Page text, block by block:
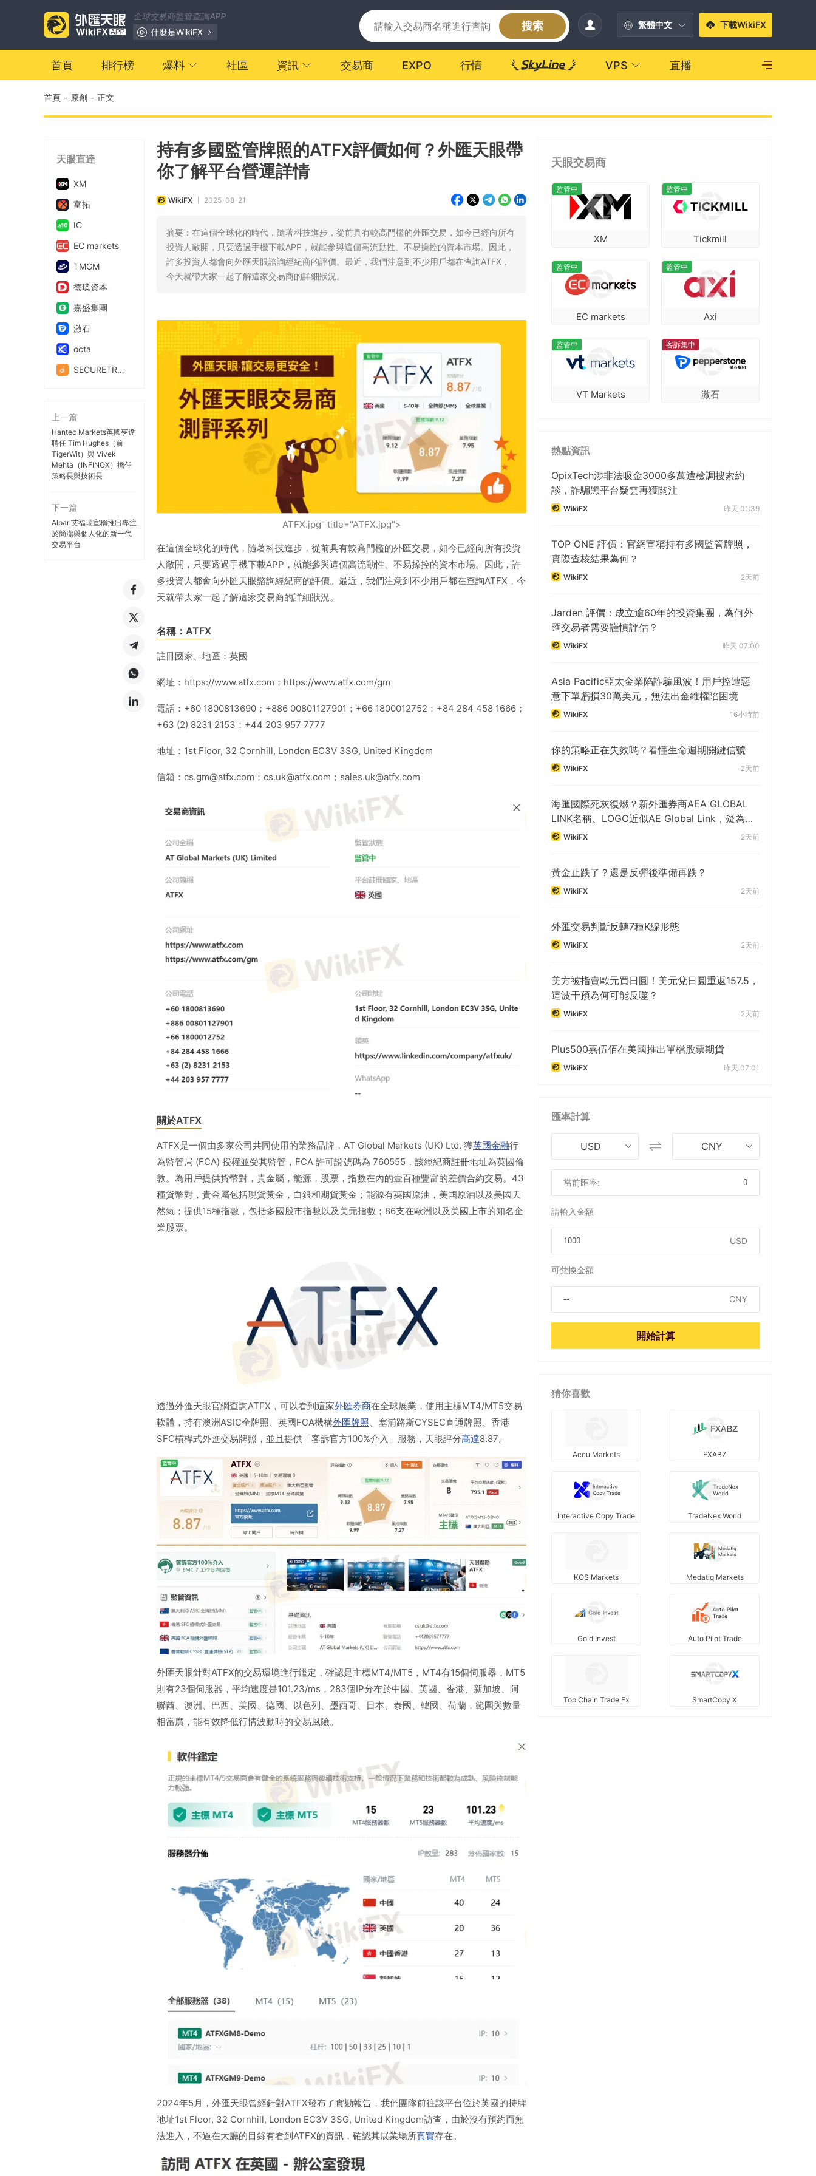
全球交易商監管查詢APP
什麼是WikiFX
搜索 繁體中文 下載WikiFX
首頁 排行榜 爆料 社區 資訊 交易商 EXPO 行情 VPS 直播
首頁 - 原創 - 正文
天眼直達
XM
富拓
IC
EC markets
TMGM
德璞資本
嘉盛集團
激石
octa
SECURETRADE
上一篇
Hantec Markets英國亨達
聘任 Tim Hughes（前
TigerWit）與 Vivek
Mehta（INFINOX）擔任
策略長與技術長
下一篇
Alpari艾福瑞宣稱推出專注
於簡潔與個人化的新一代
交易平台
持有多國監管牌照的ATFX評價如何？外匯天眼帶
你了解平台營運詳情
WikiFX 2025-08-21
摘要：​在這個全球化的時代，隨著科技進步，從前具有較高門檻的外匯交易，如今已經向所有
投資人敞開，只要透過手機下載APP，就能參與這個高流動性、不易操控的資本市場。因此，
許多投資人都會向外匯天眼諮詢經紀商的評價。最近，我們注意到不少用戶都在查詢ATFX，
今天就帶大家一起了解這家交易商的詳細狀況。
ATFX.jpg" title="ATFX.jpg">
在這個全球化的時代，隨著科技進步，從前具有較高門檻的外匯交易，如今已經向所有投資
人敞開，只要透過手機下載APP，就能參與這個高流動性、不易操控的資本市場。因此，許
多投資人都會向外匯天眼諮詢經紀商的評價。最近，我們注意到不少用戶都在查詢ATFX，今
天就帶大家一起了解這家交易商的詳細狀況。
名稱：ATFX
註冊國家、地區：英國
網址：https://www.atfx.com；https://www.atfx.com/gm
電話：+60 1800813690；+886 00801127901；+66 1800012752；+84 284 458 1666；
+63 (2) 8231 2153；+44 203 957 7777
地址：1st Floor, 32 Cornhill, London EC3V 3SG, United Kingdom
信箱：cs.gm@atfx.com；cs.uk@atfx.com；sales.uk@atfx.com
關於ATFX
ATFX是一個由多家公司共同使用的業務品牌，AT Global Markets (UK) Ltd. 獲英國金融行
為監管局 (FCA) 授權並受其監管，FCA 許可證號碼為 760555，該經紀商註冊地址為英國倫
敦。為用戶提供貨幣對，貴金屬，能源，股票，指數在內的壹百種豐富的差價合約交易。43
種貨幣對，貴金屬包括現貨黃金，白銀和期貨黃金；能源有英國原油，美國原油以及美國天
然氣；提供15種指數，包括多國股市指數以及美元指數；86支在歐洲以及美國上市的知名企
業股票。
透過外匯天眼官網查詢ATFX，可以看到這家外匯券商在全球展業，使用主標MT4/MT5交易
軟體，持有澳洲ASIC全牌照、英國FCA機構外匯牌照、塞浦路斯CYSEC直通牌照、香港
SFC槓桿式外匯交易牌照，並且提供「客訴官方100%介入」服務，天眼評分高達8.87。
外匯天眼針對ATFX的交易環境進行鑑定，確認是主標MT4/MT5，MT4有15個伺服器，MT5
則有23個伺服器，平均速度是101.23/ms，283個IP分布於中國、英國、香港、新加坡、阿
聯酋、澳洲、巴西、美國、德國、以色列、墨西哥、日本、泰國、韓國、荷蘭，範圍與數量
相當廣，能有效降低行情波動時的交易風險。
2024年5月，外匯天眼曾經針對ATFX發布了實勘報告，我們團隊前往該平台位於英國的持牌
地址1st Floor, 32 Cornhill, London EC3V 3SG, United Kingdom訪查，由於沒有預約而無
法進入，不過在大廳的目錄有看到ATFX的資訊，確認其展業場所真實存在。
天眼交易商
XM
監管中
Tickmill
監管中
EC markets
監管中
Axi
監管中
VT Markets
監管中
激石
客訴集中
熱點資訊
OpixTech涉非法吸金3000多萬遭檢調搜索約
談，詐騙黑平台疑雲再獲關注
WikiFX 昨天 01:39
TOP ONE 評價：官網宣稱持有多國監管牌照，
實際查核結果為何？
WikiFX 2天前
Jarden 評價：成立逾60年的投資集團，為何外
匯交易者需要謹慎評估？
WikiFX 昨天 07:00
Asia Pacific亞太金業陷詐騙風波！用戶控遭惡
意下單虧損30萬美元，無法出金維權陷困境
WikiFX 16小時前
你的策略正在失效嗎？看懂生命週期關鍵信號
WikiFX 2天前
海匯國際死灰復燃？新外匯券商AEA GLOBAL
LINK名稱、LOGO近似AE Global Link，疑為詐
騙分身平台
WikiFX 2天前
黃金止跌了？還是反彈後準備再跌？
WikiFX 2天前
外匯交易判斷反轉7種K線形態
WikiFX 2天前
美方被指賣歐元買日圓！美元兌日圓重返157.5，
這波干預為何可能反噬？
WikiFX 2天前
Plus500嘉伍佰在美國推出單檔股票期貨
WikiFX 昨天 07:01
匯率計算
USD CNY
當前匯率: 0
請輸入金額
USD
可兌換金額
CNY
開始計算
猜你喜歡
Accu Markets FXABZ
Interactive Copy Trade TradeNex World
KOS Markets Medatiq Markets
Gold Invest Auto Pilot Trade
Top Chain Trade Fx SmartCopy X